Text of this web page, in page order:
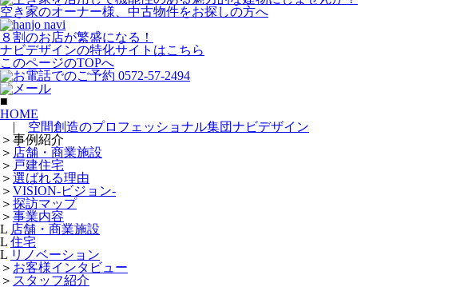
空き家のオーナー様、中古物件をお探しの方へ
８割のお店が繁盛になる！
ナビデザインの特化サイトはこちら
このページのTOPへ
■
HOME
| 空間創造のプロフェッショナル集団ナビデザイン
＞ 事例紹介
＞ 店舗・商業施設
＞ 戸建住宅
＞ 選ばれる理由
＞ VISION-ビジョン-
＞ 探訪マップ
＞ 事業内容
L 店舗・商業施設
L 住宅
L リノベーション
＞ お客様インタビュー
＞ スタッフ紹介